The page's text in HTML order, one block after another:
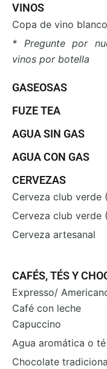
VINOS
Copa de vino
* Pregunte por
vinos por botella
GASEOSAS
FUZE TEA
AGUA SIN GAS
AGUA CON GAS
CERVEZAS
Cerveza club verde
Cerveza club verde
Cerveza artesanal
CAFÉS, TÉS Y
Expresso/
Café con leche
Capuccino
Agua aromática o té
Chocolate